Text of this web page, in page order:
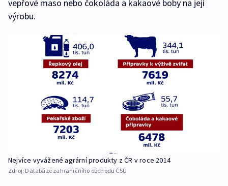
vepřové maso nebo čokoláda a kakaové boby na její
výrobu.
Nejvíce vyvážené agrární produkty z ČR v roce 2014
Zdroj: Databáze zahraničního obchodu ČSÚ